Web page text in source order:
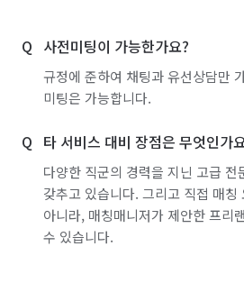
사전미팅이 가능한가요?
규정에 준하여 채팅과 유선상담만
미팅은 가능합니다.
타 서비스 대비 장점은 무엇인가
다양한 직군의 경력을 지닌 고급 전
갖추고 있습니다. 그리고 직접 매칭
아니라, 매칭매니저가 제안한 프리
수 있습니다.